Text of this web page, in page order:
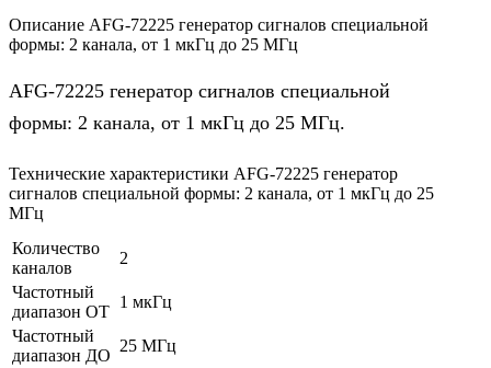
Описание AFG-72225 генератор сигналов специальной
формы: 2 канала, от 1 мкГц до 25 МГц
AFG-72225 генератор сигналов специальной
формы: 2 канала, от 1 мкГц до 25 МГц.
Технические характеристики AFG-72225 генератор
сигналов специальной формы: 2 канала, от 1 мкГц до 25
МГц
Количество
каналов
2
Частотный
диапазон ОТ
1 мкГц
Частотный
диапазон ДО
25 МГц